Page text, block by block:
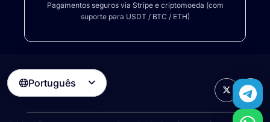
Pagamentos seguros via Stripe e criptomoeda (com
suporte para USDT / BTC / ETH)
Português 